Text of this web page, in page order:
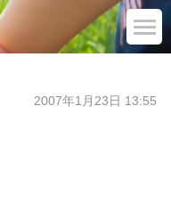
2007年1月23日 13:55